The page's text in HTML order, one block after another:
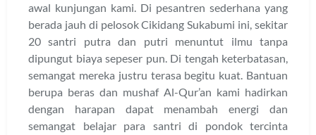
awal kunjungan kami. Di pesantren sederhana yang
berada jauh di pelosok Cikidang Sukabumi ini, sekitar
20 santri putra dan putri menuntut ilmu tanpa
dipungut biaya sepeser pun. Di tengah keterbatasan,
semangat mereka justru terasa begitu kuat. Bantuan
berupa beras dan mushaf Al-Qur’an kami hadirkan
dengan harapan dapat menambah energi dan
semangat belajar para santri di pondok tercinta